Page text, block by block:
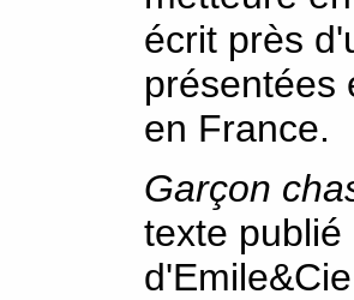
écrit près
présentées
en France.
Garçon
texte